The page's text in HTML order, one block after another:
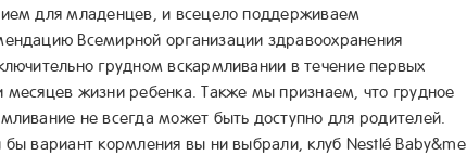
для младенцев, и всецело поддерживаем
Всемирной организации здравоохранения
грудном вскармливании в течение первых
месяцев жизни ребенка. Также мы признаем, что грудное
не всегда может быть доступно для родителей.
бы вариант кормления вы ни выбрали, клуб Nestlé Baby&me